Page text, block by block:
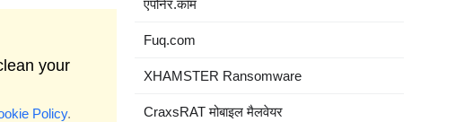
your
Policy.
एपोर्नर.कॉम
Fuq.com
XHAMSTER Ransomware
CraxsRAT मोबाइल मैलवेयर